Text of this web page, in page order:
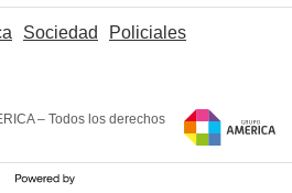
Sociedad
Policiales
– Todos los derechos